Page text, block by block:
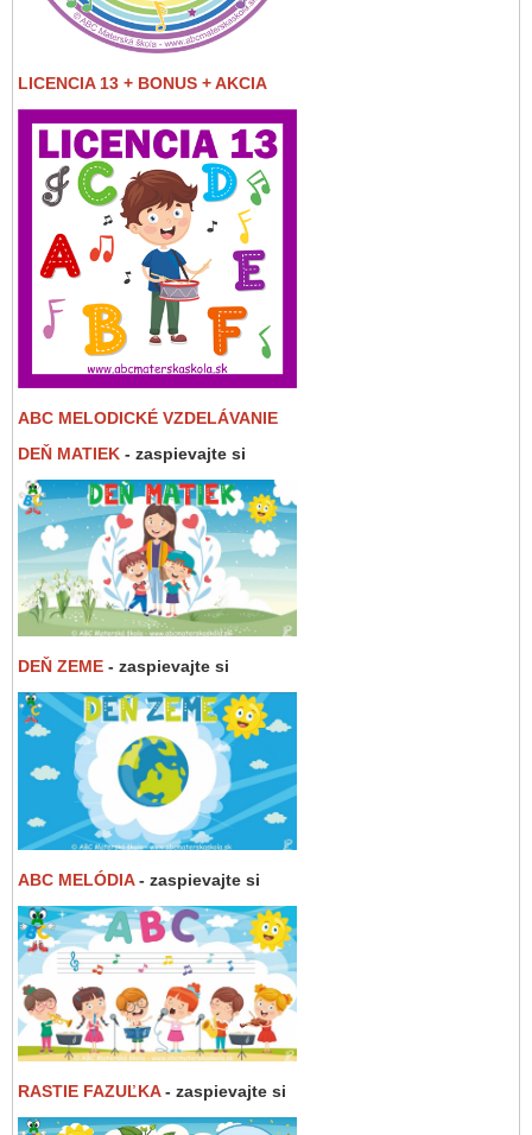
LICENCIA 13 + BONUS + AKCIA
ABC MELODICKÉ VZDELÁVANIE
DEŇ MATIEK - zaspievajte si
DEŇ ZEME - zaspievajte si
ABC MELÓDIA- zaspievajte si
RASTIE FAZUĽKA- zaspievajte si